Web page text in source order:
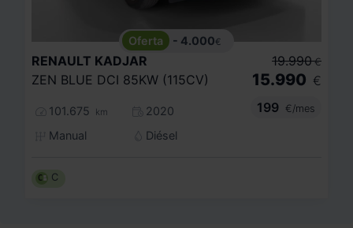
- 4.000€
RENAULT KADJAR
ZEN BLUE DCI 85KW (115CV)
101.675 km
2020
Manual
Diésel
19.990 €
15.990 €
199
€/mes
C